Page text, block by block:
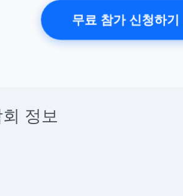
무료 참가 신청하기
정보